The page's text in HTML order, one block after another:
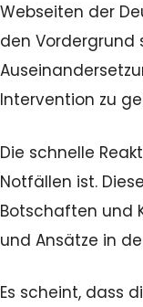
Webseiten der
den Vordergrund
Intervention zu
Die schnelle
Notfällen ist.
Botschaften und
und Ansätze in
Es scheint, dass